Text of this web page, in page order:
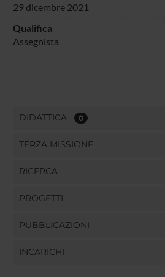
29 dicembre 2021
Qualifica
Assegnista
DIDATTICA 0
TERZA MISSIONE
RICERCA
PROGETTI
PUBBLICAZIONI
INCARICHI